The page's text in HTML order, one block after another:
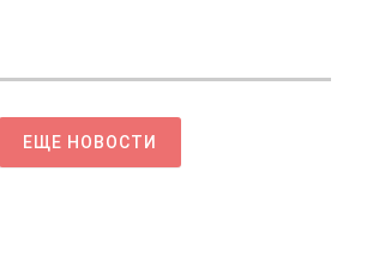
ЕЩЕ НОВОСТИ